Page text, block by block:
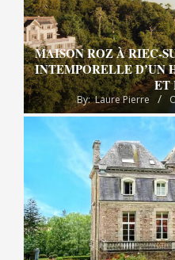
MAISON ROZ À RIEC-
INTEMPORELLE D’UN
ET
By: Laure Pierre